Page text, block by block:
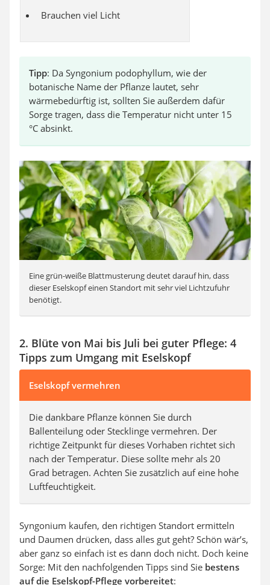
Brauchen viel Licht
Tipp: Da Syngonium podophyllum, wie der
botanische Name der Pflanze lautet, sehr
wärmebedürftig ist, sollten Sie außerdem dafür
Sorge tragen, dass die Temperatur nicht unter 15
°C absinkt.
Eine grün-weiße Blattmusterung deutet darauf hin, dass
dieser Eselskopf einen Standort mit sehr viel Lichtzufuhr
benötigt.
2. Blüte von Mai bis Juli bei guter Pflege: 4
Tipps zum Umgang mit Eselskopf
Eselskopf vermehren
Die dankbare Pflanze können Sie durch
Ballenteilung oder Stecklinge vermehren. Der
richtige Zeitpunkt für dieses Vorhaben richtet sich
nach der Temperatur. Diese sollte mehr als 20
Grad betragen. Achten Sie zusätzlich auf eine hohe
Luftfeuchtigkeit.
Syngonium kaufen, den richtigen Standort ermitteln
und Daumen drücken, dass alles gut geht? Schön wär’s,
aber ganz so einfach ist es dann doch nicht. Doch keine
Sorge: Mit den nachfolgenden Tipps sind Sie bestens
auf die Eselskopf-Pflege vorbereitet: